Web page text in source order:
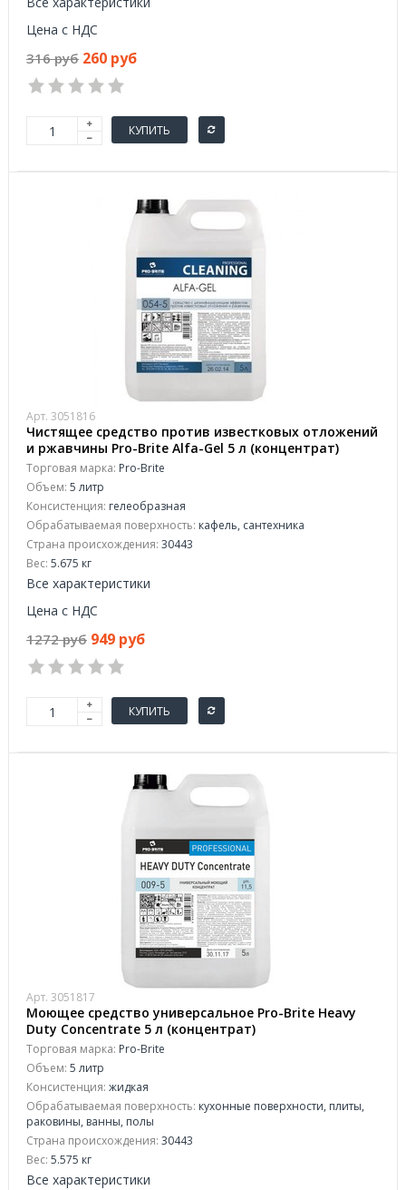
Цена с НДС
316 руб 260 руб
КУПИТЬ
Арт. 3051816
Чистящее средство против известковых отложений
и ржавчины Pro-Brite Alfa-Gel 5 л (концентрат)
Торговая марка: Pro-Brite
Объем: 5 литр
Консистенция: гелеобразная
Обрабатываемая поверхность: кафель, сантехника
Страна происхождения: 30443
Вес: 5.675 кг
Все характеристики
Цена с НДС
1272 руб 949 руб
КУПИТЬ
Арт. 3051817
Моющее средство универсальное Pro-Brite Heavy
Duty Concentrate 5 л (концентрат)
Торговая марка: Pro-Brite
Объем: 5 литр
Консистенция: жидкая
Обрабатываемая поверхность: кухонные поверхности, плиты,
раковины, ванны, полы
Страна происхождения: 30443
Вес: 5.575 кг
Все характеристики